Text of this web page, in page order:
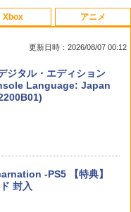
品】【NS2H】ゲーム
ックカバー リラック
ックマ[在庫品]
品】【NS2H】ゲーム
品】【PS5】MotoGP
品]
ド PlayStation5 / PS5
レーステーション プレ
レステ プレステ5 プレ
の片隅に ブックレッ
バンダイビジュアル [Bl
送料無料】【最短翌日
イダース|オンライン
レイダース -Switch2
更新日時：2026/08/07 00:12
ジタル・エディション
Language: Japan
-PS5 【特典】
封入
Xbox アニメ